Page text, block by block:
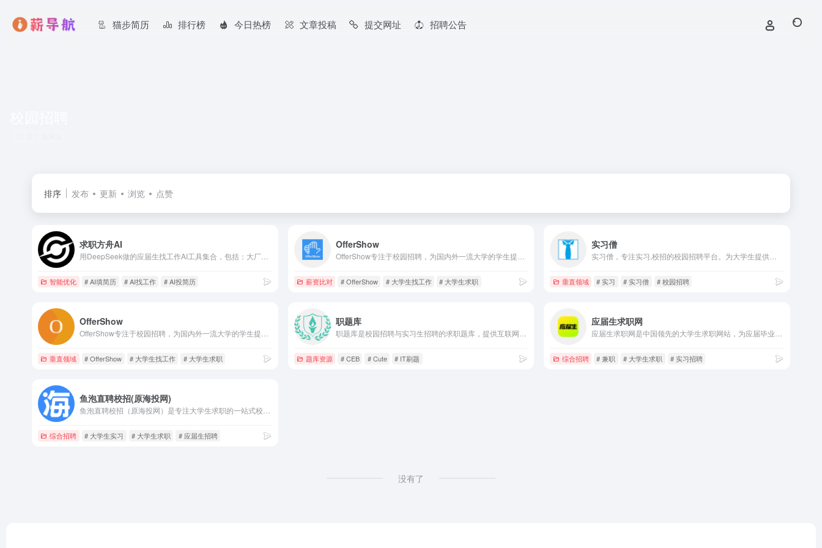
猫步简历 排行榜 今日热榜 文章投稿 提交网址 招聘公告
排序 发布 更新 浏览 点赞
求职方舟AI
智能优化 # AI填简历 # AI找工作 # AI投简历
OfferShow
薪资比对 # OfferShow # 大学生找工作 # 大学生求职
实习僧
垂直领域 # 实习 # 实习僧 # 校园招聘
OfferShow
垂直领域 # OfferShow # 大学生找工作 # 大学生求职
职题库
题库资源 # CEB # Cute # IT刷题
应届生求职网
综合招聘 # 兼职 # 大学生求职 # 实习招聘
鱼泡直聘校招(原海投网)
综合招聘 # 大学生实习 # 大学生求职 # 应届生招聘
没有了